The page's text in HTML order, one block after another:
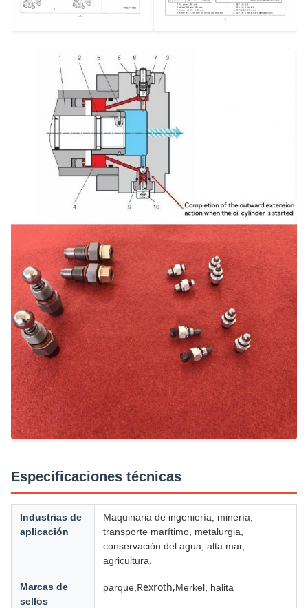
Especificaciones técnicas
Industrias de
aplicación
Maquinaria de ingeniería, minería,
transporte marítimo, metalurgia,
conservación del agua, alta mar,
agricultura.
Marcas de
sellos
parque, Rexroth,Merkel, halita